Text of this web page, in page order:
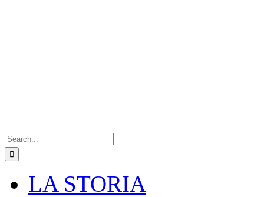
for:
LA STORIA